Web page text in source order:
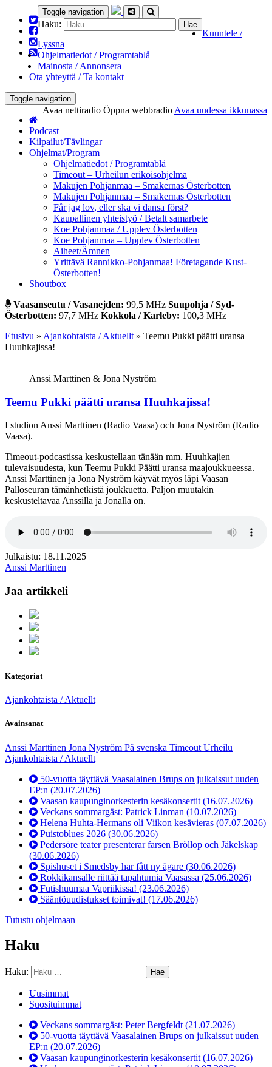
Toggle navigation
Haku:
Kuuntele /
Lyssna
Ohjelmatiedot / Programtablå
Mainosta / Annonsera
Ota yhteyttä / Ta kontakt
Toggle navigation
Avaa nettiradio Öppna webbradio Avaa uudessa ikkunassa
Podcast
Kilpailut/Tävlingar
Ohjelmat/Program
Ohjelmatiedot / Programtablå
Timeout – Urheilun erikoisohjelma
Makujen Pohjanmaa – Smakernas Österbotten
Makujen Pohjanmaa – Smakernas Österbotten
Får jag lov, eller ska vi dansa först?
Kaupallinen yhteistyö / Betalt samarbete
Koe Pohjanmaa / Upplev Österbotten
Koe Pohjanmaa – Upplev Österbotten
Aiheet/Ämnen
Yrittävä Rannikko-Pohjanmaa! Företagande Kust-
Österbotten!
Shoutbox
Vaasanseutu / Vasanejden: 99,5 MHz Suupohja / Syd-
Österbotten: 97,7 MHz Kokkola / Karleby: 100,3 MHz
Etusivu » Ajankohtaista / Aktuellt » Teemu Pukki päätti uransa
Huuhkajissa!
Anssi Marttinen & Jona Nyström
Teemu Pukki päätti uransa Huuhkajissa!
I studion Anssi Marttinen (Radio Vaasa) och Jona Nyström (Radio
Vaasa).
Timeout-podcastissa keskustellaan tänään mm. Huuhkajien
tulevaisuudesta, kun Teemu Pukki Päätti uransa maajoukkueessa.
Anssi Marttinen ja Jona Nyström käyvät myös läpi Vaasan
Palloseuran tämänhetkistä joukkuetta. Paljon muutakin
keskusteltavaa Anssilla ja Jonalla on.
Julkaistu: 18.11.2025
Anssi Marttinen
Jaa artikkeli
Kategoriat
Ajankohtaista / Aktuellt
Avainsanat
Anssi Marttinen Jona Nyström På svenska Timeout Urheilu
Ajankohtaista / Aktuellt
50-vuotta täyttävä Vaasalainen Brups on julkaissut uuden
EP:n (20.07.2026)
Vaasan kaupunginorkesterin kesäkonsertit (16.07.2026)
Veckans sommargäst: Patrick Linman (10.07.2026)
Helena Huhta-Hermans oli Viikon kesävieras (07.07.2026)
Puistoblues 2026 (30.06.2026)
Pedersöre teater presenterar farsen Bröllop och Jäkelskap
(30.06.2026)
Spishuset i Smedsby har fått ny ägare (30.06.2026)
Rokkikansalle riittää tapahtumia Vaasassa (25.06.2026)
Futishuumaa Vapriikissa! (23.06.2026)
Sääntöuudistukset toimivat! (17.06.2026)
Tutustu ohjelmaan
Haku
Haku:
Uusimmat
Suosituimmat
Veckans sommargäst: Peter Bergfeldt (21.07.2026)
50-vuotta täyttävä Vaasalainen Brups on julkaissut uuden
EP:n (20.07.2026)
Vaasan kaupunginorkesterin kesäkonsertit (16.07.2026)